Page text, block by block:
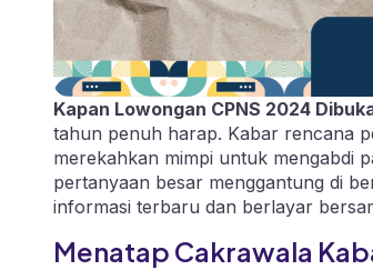
Kapan Lowongan CPNS 2024
tahun penuh harap. Kabar rencana
merekahkan mimpi untuk mengabdi
pertanyaan besar menggantung di
informasi terbaru dan berlayar
Menatap Cakrawala